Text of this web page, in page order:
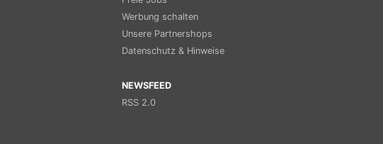
Werbung schalten
Unsere Partnershops
Datenschutz & Hinweise
NEWSFEED
RSS 2.0